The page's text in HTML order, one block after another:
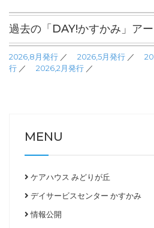
過去の「DAY!かすかみ」ア
2026,8月発行 ／ 2026,5月発行 ／
行 ／ 2026,2月発行 ／
MENU
ケアハウス みどりが丘
デイサービスセンター かすかみ
情報公開